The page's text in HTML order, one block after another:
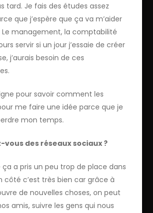
tard. Je fais des études assez
que j’espère que ça va m’aider
Le management, la comptabilité
servir si un jour j’essaie de créer
j’aurais besoin de ces
pour savoir comment les
me faire une idée parce que je
mon temps.
vous des réseaux sociaux ?
ça a pris un peu trop de place dans
côté c’est très bien car grâce à
de nouvelles choses, on peut
amis, suivre les gens qui nous